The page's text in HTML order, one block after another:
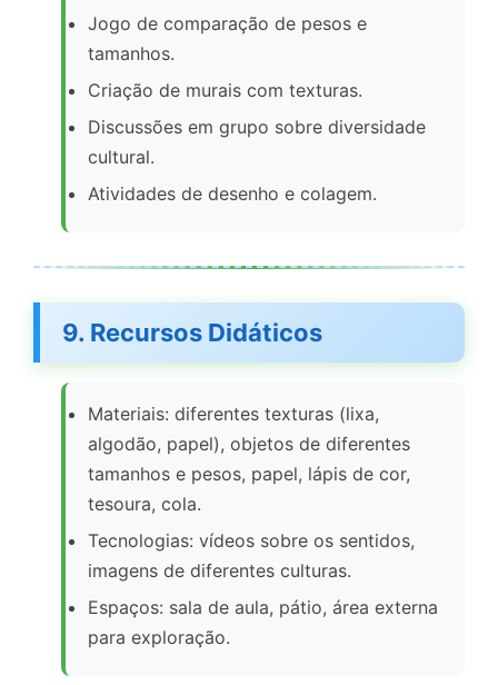
Jogo de comparação de pesos e
tamanhos.
Criação de murais com texturas.
Discussões em grupo sobre diversidade
cultural.
Atividades de desenho e colagem.
9. Recursos Didáticos
Materiais: diferentes texturas (lixa,
algodão, papel), objetos de diferentes
tamanhos e pesos, papel, lápis de cor,
tesoura, cola.
Tecnologias: vídeos sobre os sentidos,
imagens de diferentes culturas.
Espaços: sala de aula, pátio, área externa
para exploração.